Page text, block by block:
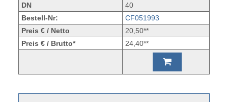
DN
40
Bestell-Nr:
CF051993
Preis € / Netto
20,50**
Preis € / Brutto*
24,40**